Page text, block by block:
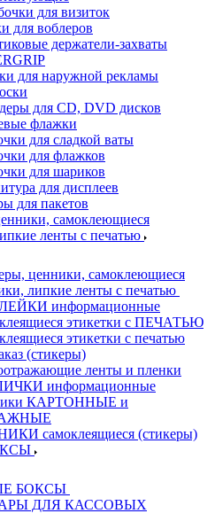
для визиток
для воблеров
держатели-захваты
для наружной рекламы
для CD, DVD дисков
флажки
для сладкой ваты
для флажков
для шариков
для дисплеев
для пакетов
самоклеющиеся
ленты с печатью
ценники, самоклеющиеся
липкие ленты с печатью
информационные
этикетки с ПЕЧАТЬЮ
этикетки с печатью
(стикеры)
ленты и пленки
информационные
КАРТОННЫЕ и
самоклеящиеся (стикеры)
БОКСЫ
ДЛЯ КАССОВЫХ